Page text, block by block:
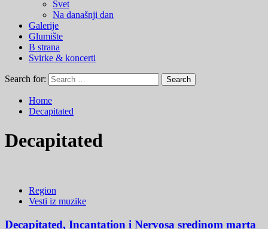
Svet
Na današnji dan
Galerije
Glumište
B strana
Svirke & koncerti
Search for:
Home
Decapitated
Decapitated
Region
Vesti iz muzike
Decapitated, Incantation i Nervosa sredinom marta